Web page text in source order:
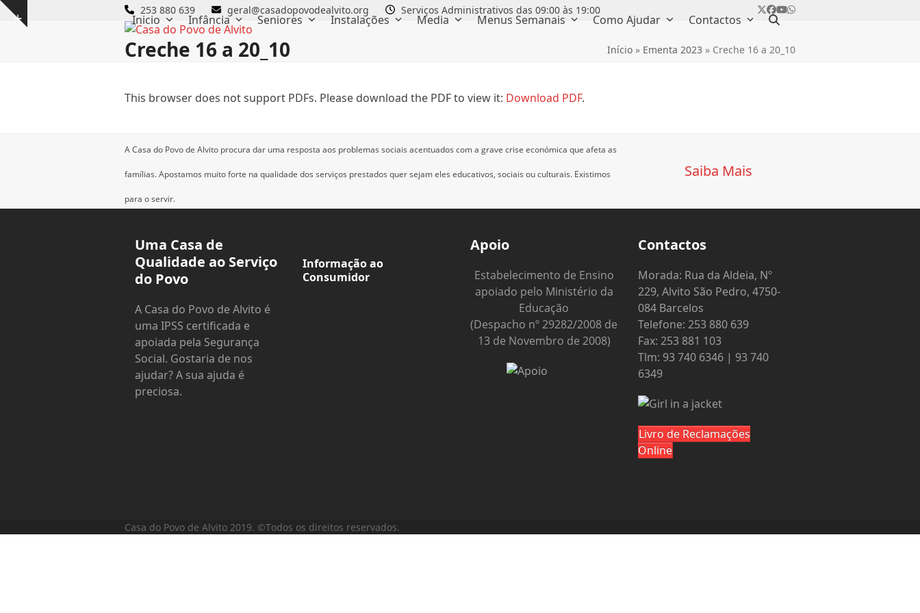
Skip
Show
253 880 639 geral@casadopovodealvito.org Serviços Administrativos das 09:00 às 19:00 Twitter
Facebook
YouTube
Whatsapp
Inicio Infância Seniores Instalações Media Menus Semanais Como Ajudar Contactos
Creche 16 a 20_10 Início » Ementa 2023 » Creche 16 a 20_10
This browser does not support PDFs. Please download the PDF to view it: Download PDF.
A Casa do Povo de Alvito procura dar uma resposta aos problemas sociais acentuados com a grave crise económica que afeta as
famílias.Apostamos muito forte na qualidade dos serviços prestados quer sejam eles educativos, sociais ou culturais. Existimos
para o servir.
Saiba Mais
Uma Casa de
Qualidade ao Serviço
do Povo
A Casa do Povo de Alvito é
uma IPSS certificada e
apoiada pela Segurança
Social. Gostaria de nos
ajudar? A sua ajuda é
preciosa.
Informação ao
Consumidor
Apoio
Estabelecimento de Ensino
apoiado pelo Ministério da
Educação
(Despacho nº 29282/2008 de
13 de Novembro de 2008)
Contactos
Morada: Rua da Aldeia, Nº
229, Alvito São Pedro, 4750-
084 Barcelos
Telefone: 253 880 639
Fax: 253 881 103
Tlm: 93 740 6346 | 93 740
6349
Livro de Reclamações
Online
Casa do Povo de Alvito 2019. ©Todos os direitos reservados.